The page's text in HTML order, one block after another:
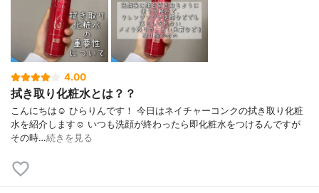
4.00
拭き取り化粧水とは？？
こんにちは☺️ ひらりんです！ 今日はネイチャーコンクの拭き取り化粧
水を紹介します☺️ いつも洗顔が終わったら即化粧水をつけるんですが
その時…続きを見る